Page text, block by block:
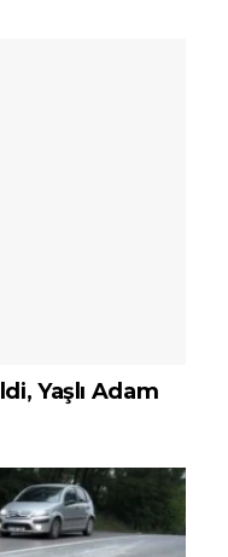
Yaşlı Adam